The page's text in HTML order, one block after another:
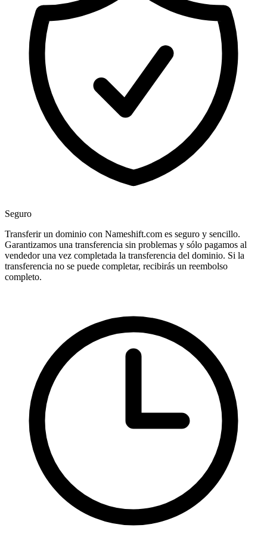
Seguro
Transferir un dominio con Nameshift.com es seguro y sencillo.
Garantizamos una transferencia sin problemas y sólo pagamos al
vendedor una vez completada la transferencia del dominio. Si la
transferencia no se puede completar, recibirás un reembolso
completo.